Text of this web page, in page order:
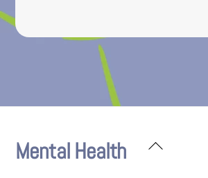
Back
Mental Health